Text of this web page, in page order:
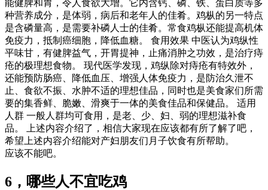
能健脾和胃，令人食欲大增。它内含钙、磷、铁、蛋白质等多
种营养成分，是体弱，病后和老年人的佳肴。鸡枞的另一特点
是含磷量高，是需要补磷人士的佳肴。常食鸡枞还能提高机体
免疫力，抵制癌细胞，降低血糖。 食用效果 中医认为鸡纵性
平味甘，有健脾益气，开胃提神，止痛消肿之功效，是治疗痔
疮的极理想食物。 现代医学发现，鸡纵除对痔疮有特效外，
还能预防肠癌、降低血压、增强人体免疫力，是防治久泄不
止、食欲不振、水肿不适的理想佳品，同时也是美食家们所需
要的集香鲜、脆嫩、滑爽于一体的美食佳品和保健品。 适用
人群 一般人群均可食用，是老、少、妇、弱的理想滋补食
品。 上述内容介绍了，相信大家现在应该都有所了解了吧，
希望上述内容介绍能对产妇朋友们月子饮食有所帮助。
应该不能吧。
6，哪些人不宜吃鸡